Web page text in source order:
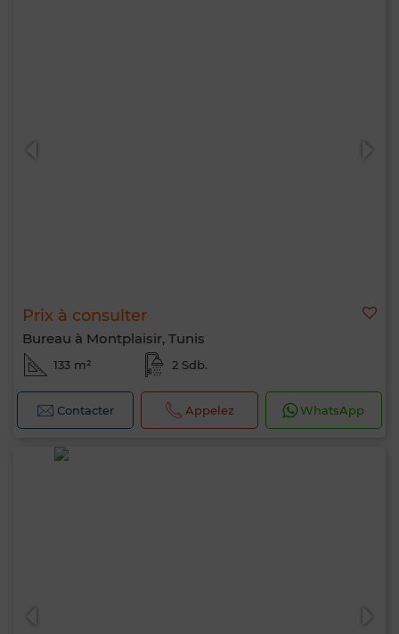
Prix à consulter
Bureau à Montplaisir, Tunis
133 m² 2 Sdb.
Contacter Appelez WhatsApp